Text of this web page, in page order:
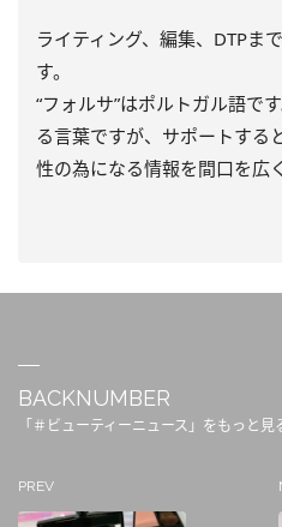
ライティング、編集、DTPま
す。
“フォルサ”はポルトガル語で
る言葉ですが、サポートする
性の為になる情報を間口を広
BACKNUMBER
「＃ビューティーニュース」をもっと見
PREV